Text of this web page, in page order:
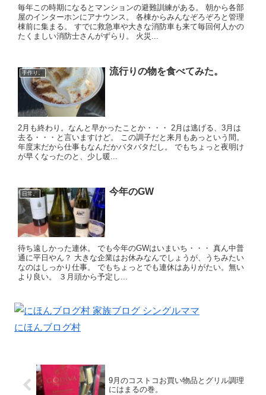
毎年この時期になるとマンションの避難訓練がある。 朝から各部
屋のインターホンにアナウンス。 各棟からみんなぞろぞろと管理
棟前に集まる。 すでに救急車や大きな消防車も来て毎回何人かの
たくましい消防士さんがずらり。 火災...
手作り。 流行りの物を食べてみた。
2月も終わり。なんと早かったことか・・・ 2月は逃げる、3月は
去る・・・と言いますけど。 この調子だと来月もあっという間。
年度末だから仕事もなんだかバタバタだし。 でもちょっと夜明け
が早くなったのと、少し暖...
日常。 今年のGW
待ち遠しかった連休。 でも今年のGWはいまいち・・・ 真ん中普
通に平日やん？ 大きな企業はお休みなんでしょうが、うちみたい
なのはしっかり仕事。 でもちょっとでも連休はありがたい。無い
より良い。 ３月頭から予定し...
にほんブログ村
9月のコストコお買い物品とグリル調理
にはまるの巻。